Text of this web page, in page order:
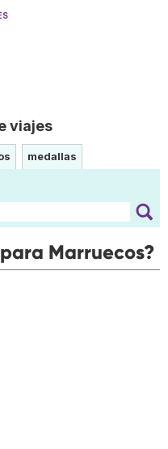
viajes
medallas
Marruecos?